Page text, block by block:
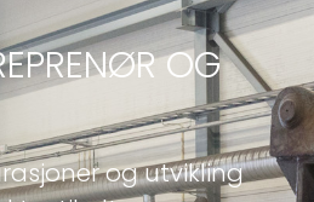
OG
og utvikling